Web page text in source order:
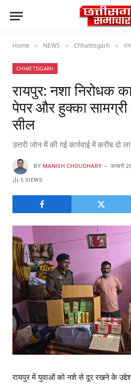
Home » NEWS » Chhattisgarh »
CHHATTISGARH
रायपुर: नशा निरोधक
पेपर और हुक्का
सील
उत्तरी जोन में की गई कार्रवाई में करीब दो
BY MANISH CHOUDHARY जनवरी
5VIEWS
रायपुर में युवाओं को नशे से दूर रखने के